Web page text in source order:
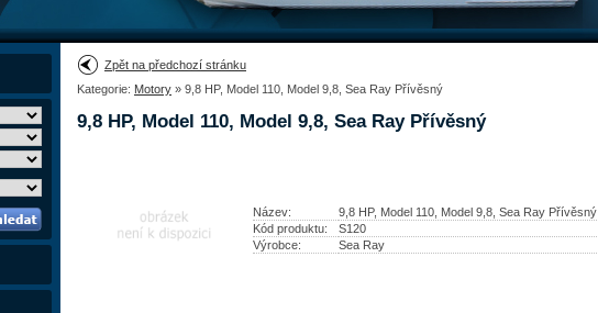
Zpět na předchozí stránku
Kategorie: Motory » 9,8 HP, Model 110, Model 9,8, Sea Ray Přívěsný
9,8 HP, Model 110, Model 9,8, Sea Ray Přívěsný
Název:
9,8 HP, Model 110, Model 9,8, Sea Ray Přívěsný
Kód produktu:
S120
Výrobce:
Sea Ray